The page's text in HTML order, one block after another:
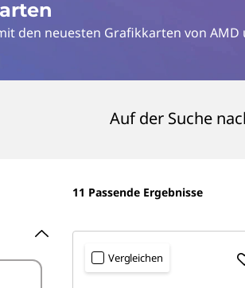
den neuesten Grafikkarten von
Auf der Suche
11 Passende Ergebnisse
Vergleichen